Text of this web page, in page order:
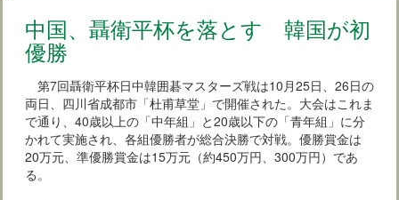
中国、聶衛平杯を落とす 韓国が初
優勝
第7回聶衛平杯日中韓囲碁マスターズ戦は10月25日、26日の
両日、四川省成都市「杜甫草堂」で開催された。大会はこれま
で通り、40歳以上の「中年組」と20歳以下の「青年組」に分
かれて実施され、各組優勝者が総合決勝で対戦。優勝賞金は
20万元、準優勝賞金は15万元（約450万円、300万円）であ
る。